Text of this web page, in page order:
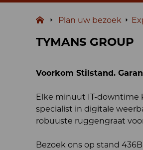
Plan uw bezoek
TYMANS GROUP
Voorkom Stilstand.
Elke minuut IT-downtime
specialist in digitale
robuuste ruggengraat
Bezoek ons op stand